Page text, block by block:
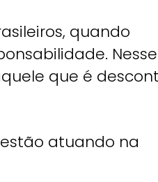
quando
Nesse
que é
atuando na